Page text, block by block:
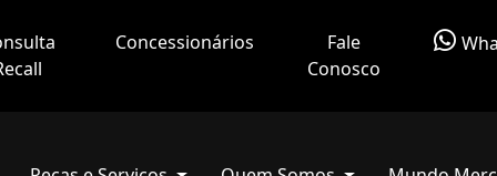
Concessionários
Fale
Conosco